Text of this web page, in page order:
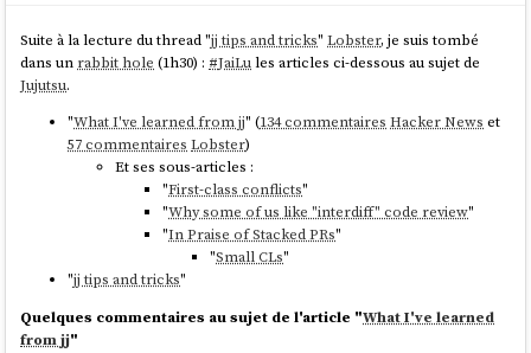
Suite à la lecture du thread "jj tips and tricks"Lobster, je suis tombé
dans un rabbit hole (1h30) : #JaiLules articles ci-dessous au sujet de
Jujutsu.
"What I've learned from jj" (134 commentaires Hacker News et
57 commentaires Lobster)
Et ses sous-articles :
"First-class conflicts"
"Why some of us like "interdiff" code review"
"In Praise of Stacked PRs"
"Small CLs"
"jj tips and tricks"
Quelques commentaires au sujet de l'article "What I've learned
from jj"